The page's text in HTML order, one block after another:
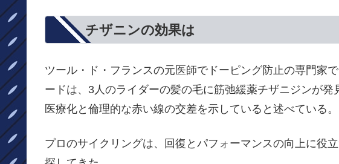
チザニンの効果は
ツール・ド・フランスの元医師でドーピング防止の専門家
ードは、 3人のライダーの髪の毛に筋弛緩薬チザニジンが
医療化と倫理的な赤い線の交差を示していると述べている。
プロのサイクリングは、回復とパフォーマンスの向上に役